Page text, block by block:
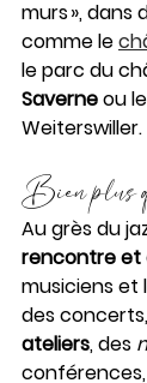
murs »,
comme le
le parc du
Saverne ou le
Weiterswiller.
Bien plus
Au grès du
rencontre et
musiciens et
des
ateliers, des